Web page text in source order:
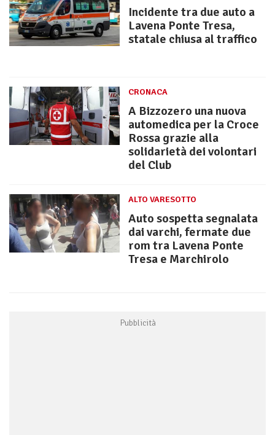
Incidente tra due auto a
Lavena Ponte Tresa,
statale chiusa al traffico
CRONACA
A Bizzozero una nuova
automedica per la Croce
Rossa grazie alla
solidarietà dei volontari
del Club
ALTO VARESOTTO
Auto sospetta segnalata
dai varchi, fermate due
rom tra Lavena Ponte
Tresa e Marchirolo